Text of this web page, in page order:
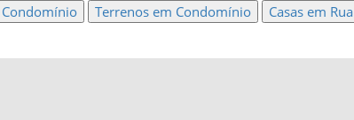
Condomínio Terrenos em Condomínio Casas em Rua